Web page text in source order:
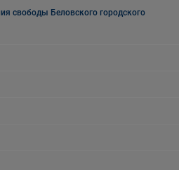
свободы Беловского городского